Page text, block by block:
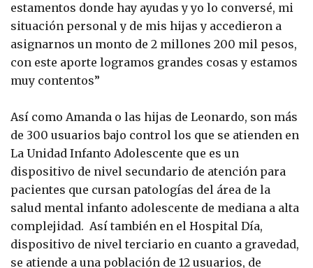
estamentos donde hay ayudas y yo lo conversé, mi
situación personal y de mis hijas y accedieron a
asignarnos un monto de 2 millones 200 mil pesos,
con este aporte logramos grandes cosas y estamos
muy contentos”
Así como Amanda o las hijas de Leonardo, son más
de 300 usuarios bajo control los que se atienden en
La Unidad Infanto Adolescente que es un
dispositivo de nivel secundario de atención para
pacientes que cursan patologías del área de la
salud mental infanto adolescente de mediana a alta
complejidad. Así también en el Hospital Día,
dispositivo de nivel terciario en cuanto a gravedad,
se atiende a una población de 12 usuarios, de